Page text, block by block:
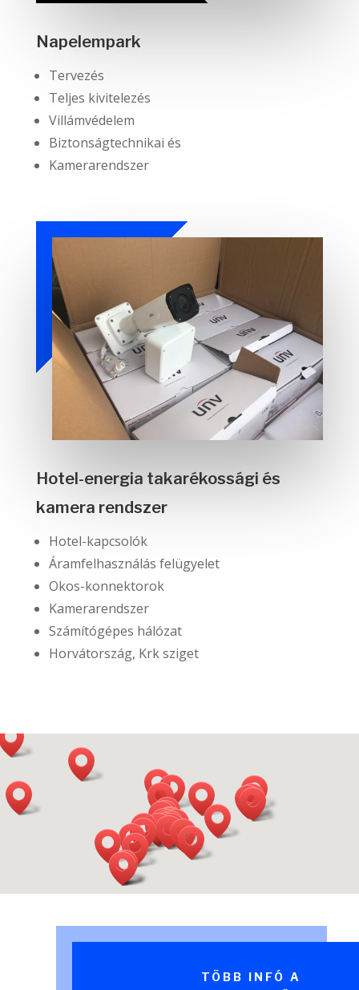
Napelempark
Tervezés
Teljes kivitelezés
Villámvédelem
Biztonságtechnikai és
Kamerarendszer
Hotel-energia takarékossági és
kamera rendszer
Hotel-kapcsolók
Áramfelhasználás felügyelet
Okos-konnektorok
Kamerarendszer
Számítógépes hálózat
Horvátország, Krk sziget
TÖBB INFÓ A